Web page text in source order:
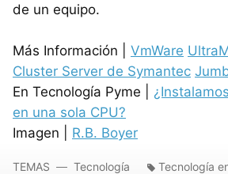
de un equipo.
Más Información | VmWare
Cluster Server de Symantec
En Tecnología Pyme |
en una sola CPU?
Imagen | R.B. Boyer
TEMAS Tecnología Tecnología